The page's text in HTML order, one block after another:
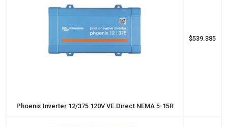
Phoenix Inverter 12/375 120V VE.Direct NEMA 5-15R
$539.385